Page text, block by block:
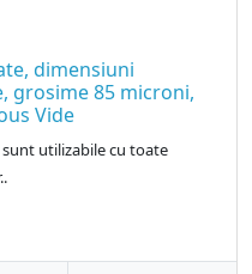
dimensiuni
grosime 85 microni,
Vide
utilizabile cu toate